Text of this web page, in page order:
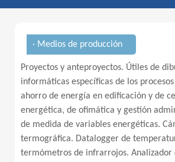
· Medios de producción
Proyectos y anteproyectos. Útiles de
informáticas específicas de los
ahorro de energía en edificación y de
energética, de ofimática y gestión
de medida de variables energéticas.
termográfica. Datalogger de
termómetros de infrarrojos. Analizador